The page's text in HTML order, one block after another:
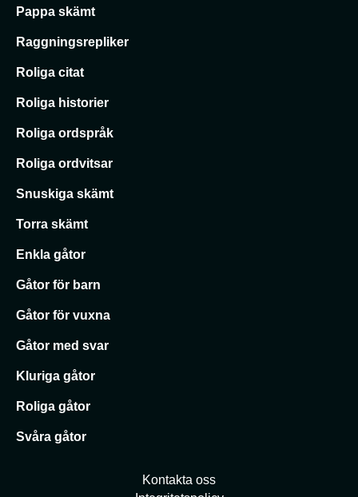
Pappa skämt
Raggningsrepliker
Roliga citat
Roliga historier
Roliga ordspråk
Roliga ordvitsar
Snuskiga skämt
Torra skämt
Enkla gåtor
Gåtor för barn
Gåtor för vuxna
Gåtor med svar
Kluriga gåtor
Roliga gåtor
Svåra gåtor
Kontakta oss